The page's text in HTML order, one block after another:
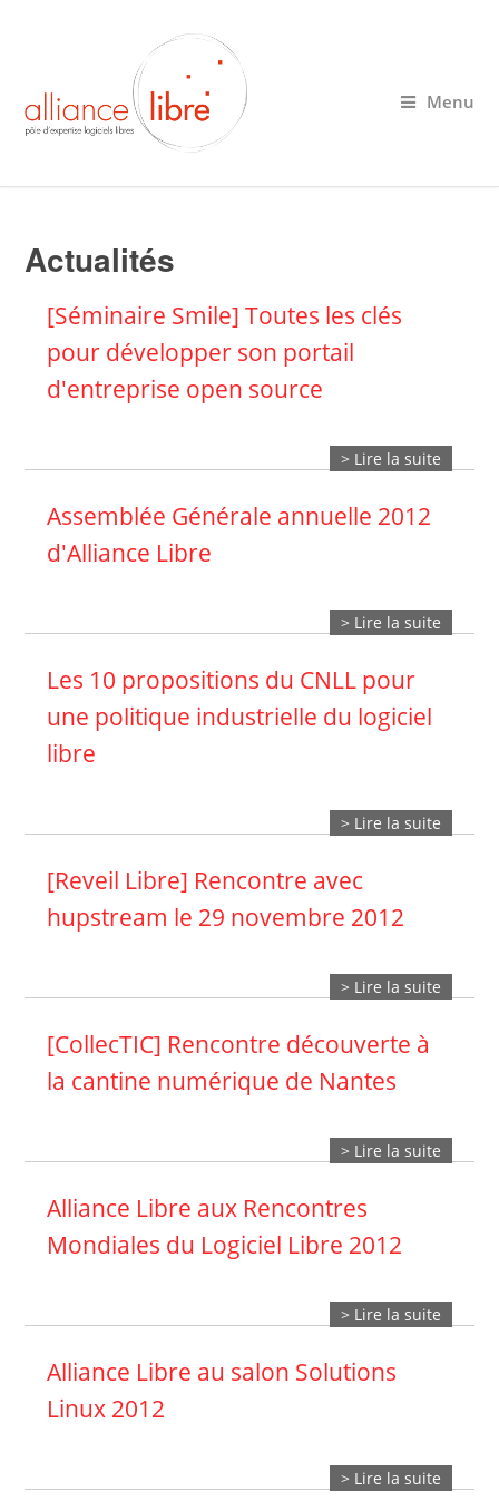
Menu
Actualités
[Séminaire Smile] Toutes les clés
pour développer son portail
d'entreprise open source
> Lire la suite
Assemblée Générale annuelle 2012
d'Alliance Libre
> Lire la suite
Les 10 propositions du CNLL pour
une politique industrielle du logiciel
libre
> Lire la suite
[Reveil Libre] Rencontre avec
hupstream le 29 novembre 2012
> Lire la suite
[CollecTIC] Rencontre découverte à
la cantine numérique de Nantes
> Lire la suite
Alliance Libre aux Rencontres
Mondiales du Logiciel Libre 2012
> Lire la suite
Alliance Libre au salon Solutions
Linux 2012
> Lire la suite